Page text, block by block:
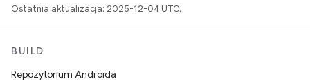
Ostatnia aktualizacja: 2025-12-04 UTC.
BUILD
Repozytorium Androida